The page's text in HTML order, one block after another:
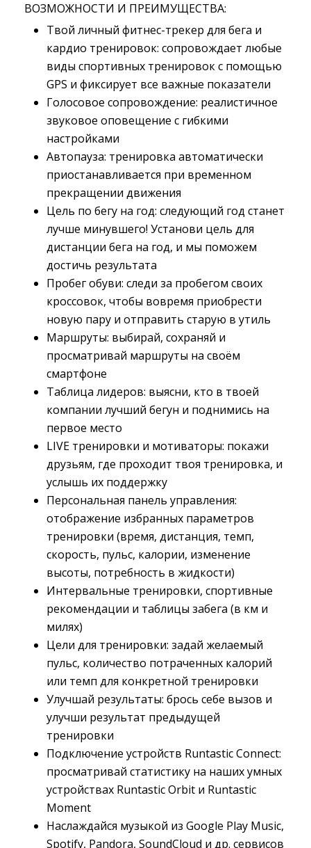
ВОЗМОЖНОСТИ И ПРЕИМУЩЕСТВА:
Твой личный фитнес-трекер для бега и
кардио тренировок: сопровождает любые
виды спортивных тренировок с помощью
GPS и фиксирует все важные показатели
Голосовое сопровождение: реалистичное
звуковое оповещение с гибкими
настройками
Автопауза: тренировка автоматически
приостанавливается при временном
прекращении движения
Цель по бегу на год: следующий год станет
лучше минувшего! Установи цель для
дистанции бега на год, и мы поможем
достичь результата
Пробег обуви: следи за пробегом своих
кроссовок, чтобы вовремя приобрести
новую пару и отправить старую в утиль
Маршруты: выбирай, сохраняй и
просматривай маршруты на своём
смартфоне
Таблица лидеров: выясни, кто в твоей
компании лучший бегун и поднимись на
первое место
LIVE тренировки и мотиваторы: покажи
друзьям, где проходит твоя тренировка, и
услышь их поддержку
Персональная панель управления:
отображение избранных параметров
тренировки (время, дистанция, темп,
скорость, пульс, калории, изменение
высоты, потребность в жидкости)
Интервальные тренировки, спортивные
рекомендации и таблицы забега (в км и
милях)
Цели для тренировки: задай желаемый
пульс, количество потраченных калорий
или темп для конкретной тренировки
Улучшай результаты: брось себе вызов и
улучши результат предыдущей
тренировки
Подключение устройств Runtastic Connect:
просматривай статистику на наших умных
устройствах Runtastic Orbit и Runtastic
Moment
Наслаждайся музыкой из Google Play Music,
Spotify, Pandora, SoundCloud и др. сервисов